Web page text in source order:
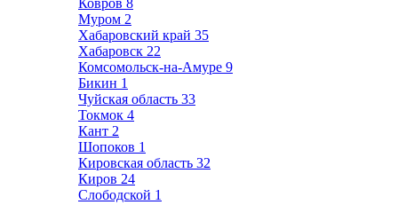
Ковров 8
Муром 2
Хабаровский край 35
Хабаровск 22
Комсомольск-на-Амуре 9
Бикин 1
Чуйская область 33
Токмок 4
Кант 2
Шопоков 1
Кировская область 32
Киров 24
Слободской 1